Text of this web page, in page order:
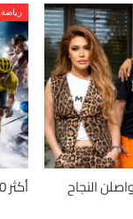
النجاح
رياضة
أكثر 10 رياضات تسبباً للإصابات حول العالم